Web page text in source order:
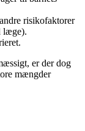
risikofaktorer
læge).
er der dog
mængder